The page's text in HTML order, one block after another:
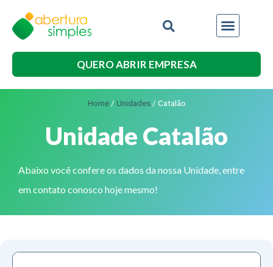
QUERO ABRIR EMPRESA
Home/ Unidades/ Catalão
Unidade Catalão
Abaixo você confere os dados da nossa Unidade, entre
em contato conosco hoje mesmo!